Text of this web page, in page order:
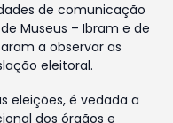
de comunicação
Museus – Ibram e de
a observar as
eleitoral.
eleições, é vedada a
dos órgãos e